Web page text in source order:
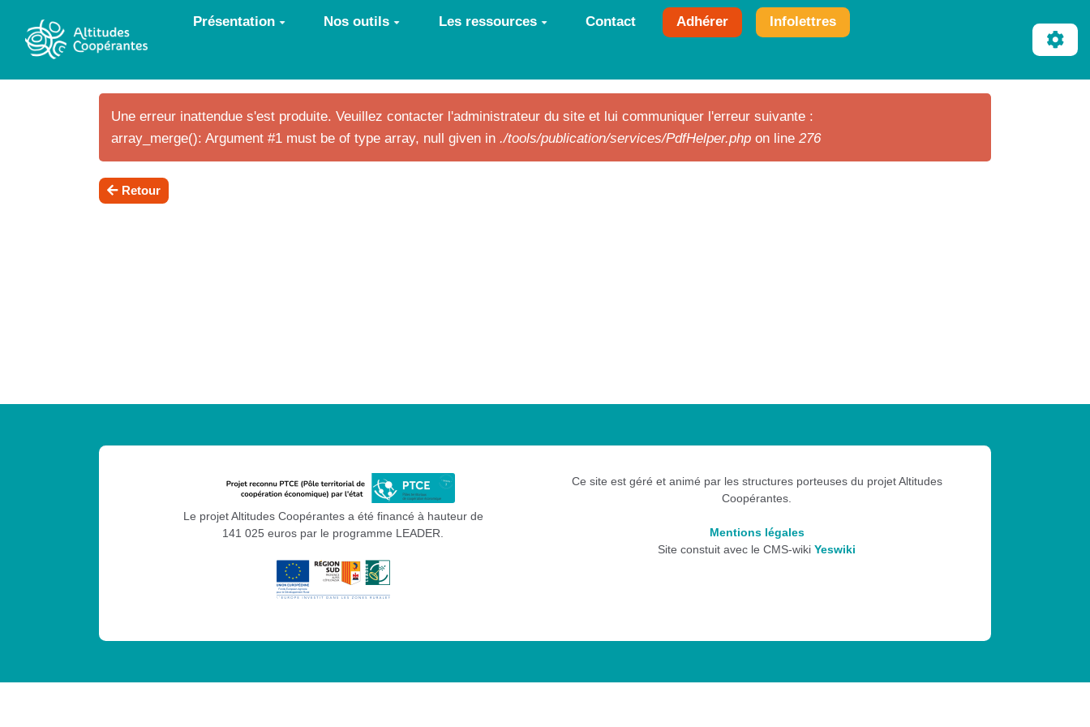
Aller au contenu principal Présentation Nos outils Les ressources Contact Adhérer Infolettres
Une erreur inattendue s'est produite. Veuillez contacter l'administrateur du site et lui communiquer l'erreur suivante :
array_merge(): Argument #1 must be of type array, null given in ./tools/publication/services/PdfHelper.php on line 276
Retour
Le projet Altitudes Coopérantes a été financé à hauteur de
141 025 euros par le programme LEADER.
Ce site est géré et animé par les structures porteuses du projet Altitudes
Coopérantes.
Mentions légales
Site constuit avec le CMS-wikiYeswiki